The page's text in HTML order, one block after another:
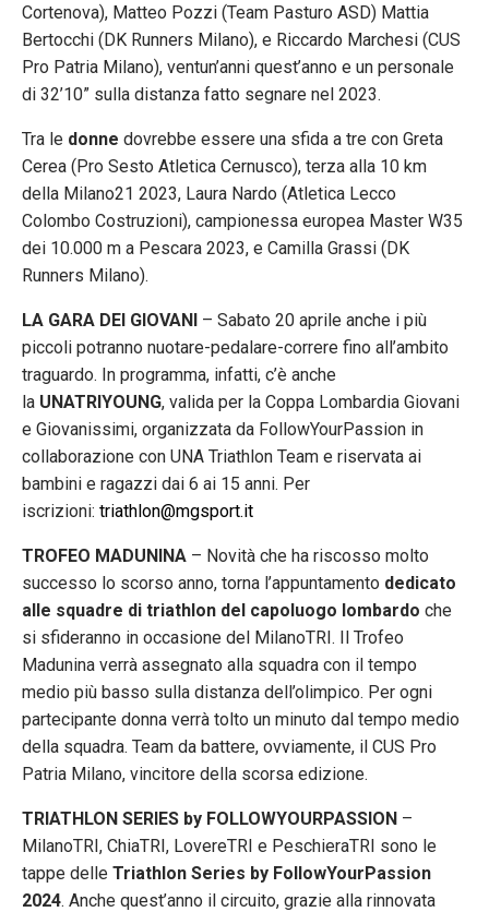
Cortenova), Matteo Pozzi (Team Pasturo ASD) Mattia
Bertocchi (DK Runners Milano), e Riccardo Marchesi (CUS
Pro Patria Milano), ventun’anni quest’anno e un personale
di 32’10” sulla distanza fatto segnare nel 2023.
Tra le donne dovrebbe essere una sfida a tre con Greta
Cerea (Pro Sesto Atletica Cernusco), terza alla 10 km
della Milano21 2023, Laura Nardo (Atletica Lecco
Colombo Costruzioni), campionessa europea Master W35
dei 10.000 m a Pescara 2023, e Camilla Grassi (DK
Runners Milano).
LA GARA DEI GIOVANI – Sabato 20 aprile anche i più
piccoli potranno nuotare-pedalare-correre fino all’ambito
traguardo. In programma, infatti, c’è anche
la UNATRIYOUNG, valida per la Coppa Lombardia Giovani
e Giovanissimi, organizzata da FollowYourPassion in
collaborazione con UNA Triathlon Team e riservata ai
bambini e ragazzi dai 6 ai 15 anni. Per
iscrizioni: triathlon@mgsport.it
TROFEO MADUNINA – Novità che ha riscosso molto
successo lo scorso anno, torna l’appuntamento dedicato
alle squadre di triathlon del capoluogo lombardo che
si sfideranno in occasione del MilanoTRI. Il Trofeo
Madunina verrà assegnato alla squadra con il tempo
medio più basso sulla distanza dell’olimpico. Per ogni
partecipante donna verrà tolto un minuto dal tempo medio
della squadra. Team da battere, ovviamente, il CUS Pro
Patria Milano, vincitore della scorsa edizione.
TRIATHLON SERIES by FOLLOWYOURPASSION –
MilanoTRI, ChiaTRI, LovereTRI e PeschieraTRI sono le
tappe delle Triathlon Series by FollowYourPassion
2024. Anche quest’anno il circuito, grazie alla rinnovata